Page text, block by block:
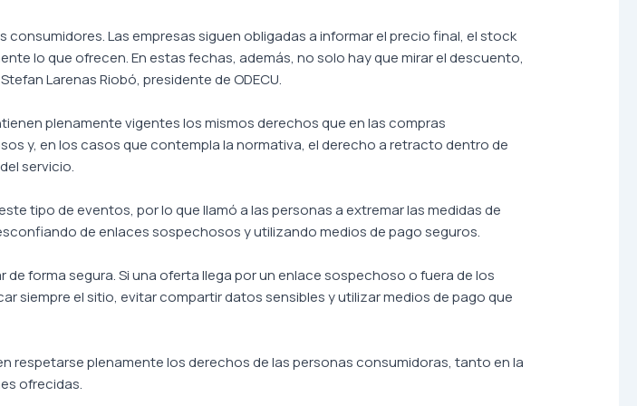
Las empresas siguen obligadas a informar el precio final, el stock
lo que ofrecen. En estas fechas, además, no solo hay que mirar el descuento,
Larenas Riobó, presidente de ODECU.
plenamente vigentes los mismos derechos que en las compras
y, en los casos que contempla la normativa, el derecho a retracto dentro de
servicio.
tipo de eventos, por lo que llamó a las personas a extremar las medidas de
de enlaces sospechosos y utilizando medios de pago seguros.
forma segura. Si una oferta llega por un enlace sospechoso o fuera de los
siempre el sitio, evitar compartir datos sensibles y utilizar medios de pago que
respetarse plenamente los derechos de las personas consumidoras, tanto en la
ofrecidas.